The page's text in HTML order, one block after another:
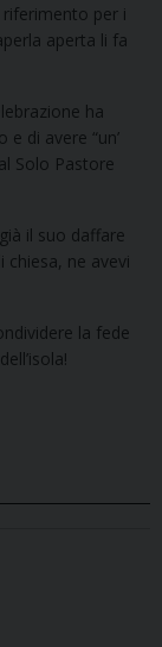
per i
aperta li fa
ha
e di avere “un’
Solo Pastore
il suo daffare
chiesa, ne avevi
la fede